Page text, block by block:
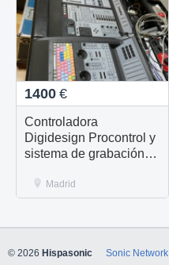
1400 €
Controladora
Digidesign Procontrol y
sistema de grabación
cuesta de enero 1400€
Madrid
© 2026 Hispasonic Sonic Network